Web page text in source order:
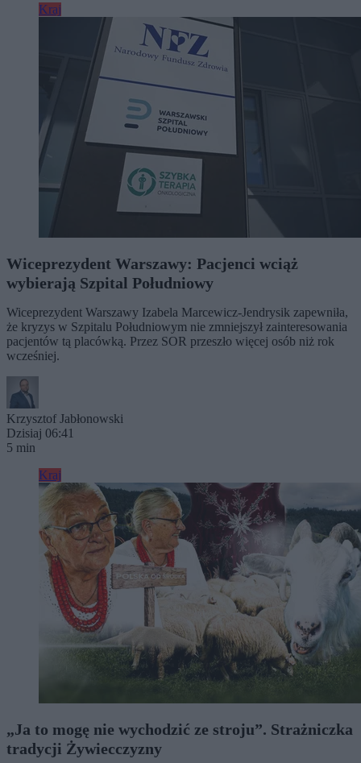
Kraj
Wiceprezydent Warszawy: Pacjenci wciąż
wybierają Szpital Południowy
Wiceprezydent Warszawy Izabela Marcewicz-Jendrysik zapewniła,
że kryzys w Szpitalu Południowym nie zmniejszył zainteresowania
pacjentów tą placówką. Przez SOR przeszło więcej osób niż rok
wcześniej.
Krzysztof Jabłonowski
Dzisiaj 06:41
5 min
Kraj
„Ja to mogę nie wychodzić ze stroju”. Strażniczka
tradycji Żywiecczyzny